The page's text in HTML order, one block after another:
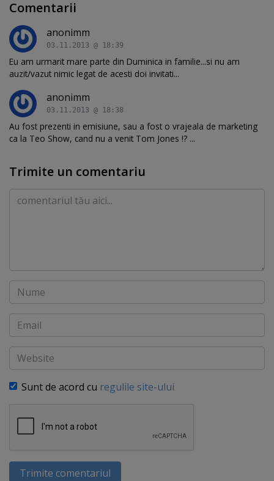
Comentarii
anonimm
03.11.2013 @ 18:39
Eu am urmarit mare parte din Duminica in familie...si nu am
auzit/vazut nimic legat de acesti doi invitati...
anonimm
03.11.2013 @ 18:38
Au fost prezenti in emisiune, sau a fost o vrajeala de marketing
ca la Teo Show, cand nu a venit Tom Jones !? ...
Trimite un comentariu
Comentariu
Nume
Email
Website
Sunt de acord cu regulile site-ului
Trimite comentariul